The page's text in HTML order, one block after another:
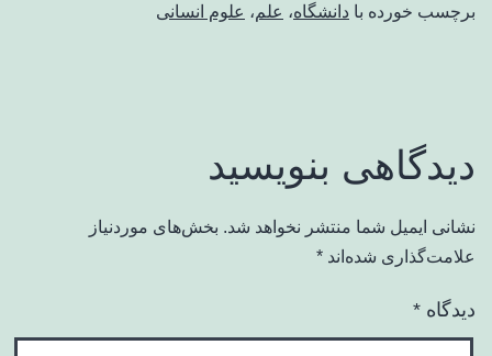
برچسب خورده با دانشگاه، علم، علوم انسانی
دیدگاهی بنویسید
نشانی ایمیل شما منتشر نخواهد شد. بخش‌های موردنیاز
علامت‌گذاری شده‌اند *
دیدگاه *